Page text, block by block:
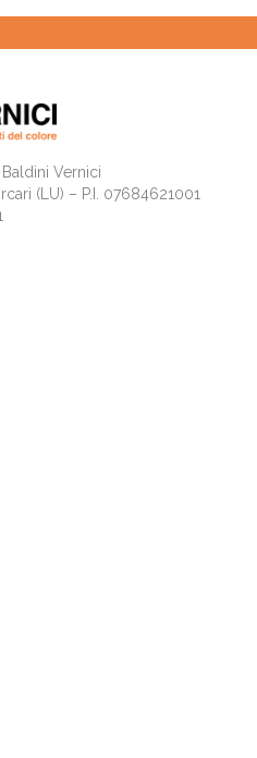
Vernici
(LU) – P.I. 07684621001